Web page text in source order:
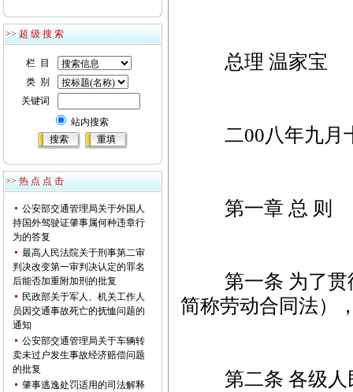
>> 超 级 搜 索
栏 目
类 别
关键词
站内搜索
>> 热 点 点 击
公安部交通管理局关于外国人
持国外驾驶证肇事属何种违章行
为的答复
最高人民法院关于刑事第二审
判决改变第一审判决认定的罪名
后能否加重附加刑的批复
民政部关于军人、机关工作人
员因交通事故死亡的抚恤问题的
通知
公安部交通管理局关于车辆转
卖未过户发生事故经济赔偿问题
的批复
肇事逃逸处罚适用的司法解释
总理 温家宝
二00八年九月
第一章 总 则
第一条 为了贯彻
简称劳动合同法）
第二条 各级人民